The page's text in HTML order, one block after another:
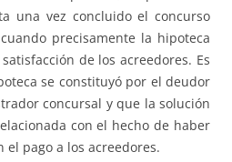
una vez concluido el concurso
precisamente la hipoteca
de los acreedores. Es
se constituyó por el deudor
concursal y que la solución
con el hecho de haber
el pago a los acreedores.